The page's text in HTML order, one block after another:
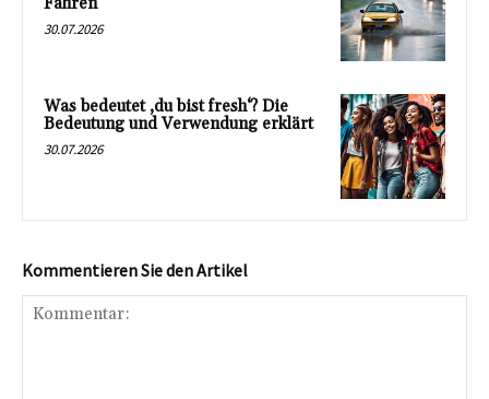
30.07.2026
Was bedeutet ‚du bist fresh‘? Die
Bedeutung und Verwendung erklärt
30.07.2026
Kommentieren Sie den Artikel